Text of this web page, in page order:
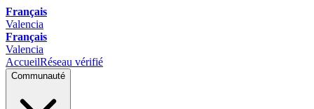
Français
Valencia
Français
Valencia
AccueilRéseau vérifié
Communauté